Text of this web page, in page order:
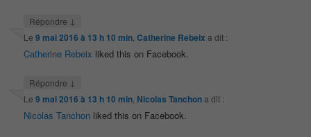
Répondre ↓
Le9 mai 2016 à 13 h 10 min ,Catherine Rebeix a dit :
Catherine Rebeix liked this on Facebook.
Répondre ↓
Le9 mai 2016 à 13 h 10 min, Nicolas Tanchona dit :
Nicolas Tanchon liked this on Facebook.